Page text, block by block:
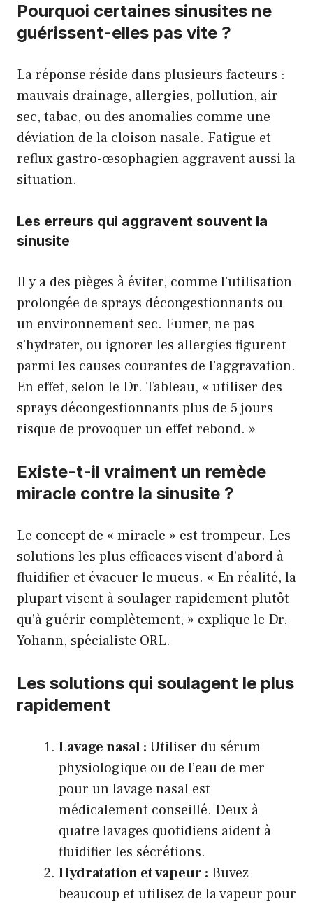
Pourquoi certaines sinusites ne
guérissent-elles pas vite ?
La réponse réside dans plusieurs facteurs :
mauvais drainage, allergies, pollution, air
sec, tabac, ou des anomalies comme une
déviation de la cloison nasale. Fatigue et
reflux gastro-œsophagien aggravent aussi la
situation.
Les erreurs qui aggravent souvent la
sinusite
Il y a des pièges à éviter, comme l’utilisation
prolongée de sprays décongestionnants ou
un environnement sec. Fumer, ne pas
s’hydrater, ou ignorer les allergies figurent
parmi les causes courantes de l’aggravation.
En effet, selon le Dr. Tableau, « utiliser des
sprays décongestionnants plus de 5 jours
risque de provoquer un effet rebond. »
Existe-t-il vraiment un remède
miracle contre la sinusite ?
Le concept de « miracle » est trompeur. Les
solutions les plus efficaces visent d’abord à
fluidifier et évacuer le mucus. « En réalité, la
plupart visent à soulager rapidement plutôt
qu’à guérir complètement, » explique le Dr.
Yohann, spécialiste ORL.
Les solutions qui soulagent le plus
rapidement
Lavage nasal : Utiliser du sérum
physiologique ou de l’eau de mer
pour un lavage nasal est
médicalement conseillé. Deux à
quatre lavages quotidiens aident à
fluidifier les sécrétions.
Hydratation et vapeur : Buvez
beaucoup et utilisez de la vapeur pour